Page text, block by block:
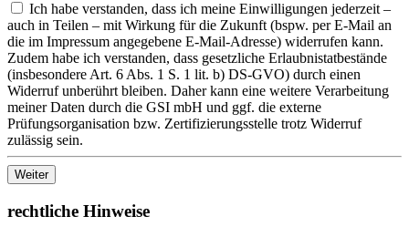
Ich habe verstanden, dass ich meine Einwilligungen jederzeit –
auch in Teilen – mit Wirkung für die Zukunft (bspw. per E-Mail an
die im Impressum angegebene E-Mail-Adresse) widerrufen kann.
Zudem habe ich verstanden, dass gesetzliche Erlaubnistatbestände
(insbesondere Art. 6 Abs. 1 S. 1 lit. b) DS-GVO) durch einen
Widerruf unberührt bleiben. Daher kann eine weitere Verarbeitung
meiner Daten durch die GSI mbH und ggf. die externe
Prüfungsorganisation bzw. Zertifizierungsstelle trotz Widerruf
zulässig sein.
rechtliche Hinweise